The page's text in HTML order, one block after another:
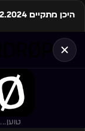
טוען...
היכן מתקיים 31.12.2024 | פסטיבל מרילנד האנגר 17?
17, תל אביב, ישראל.